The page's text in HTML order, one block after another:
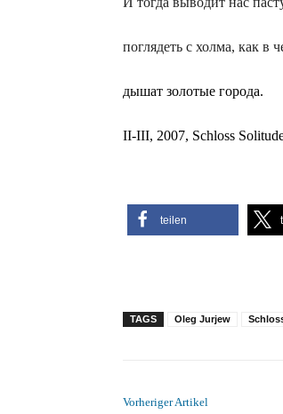
поглядеть с холма, как в
дышат золотые города.
II-III, 2007, Schloss
teilen
TAGS Oleg Jurjew
Vorheriger Artikel